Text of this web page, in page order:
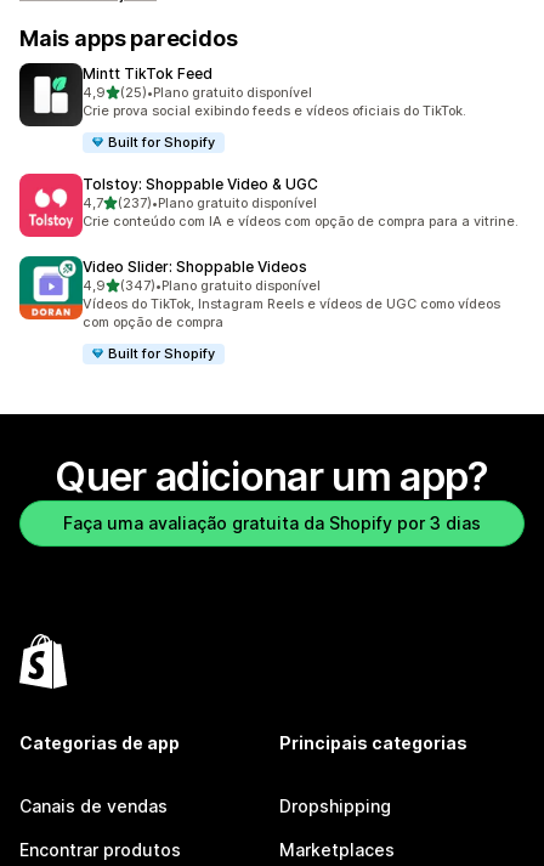
Mais apps parecidos
Mintt TikTok Feed
4,9de 5 estrelas
(25)
25 avaliações ao todo
•Plano gratuito disponível
Crie prova social exibindo feeds e vídeos oficiais do TikTok.
Built for Shopify
Tolstoy: Shoppable Video & UGC
4,7de 5 estrelas
(237)
237 avaliações ao todo
•Plano gratuito disponível
Crie conteúdo com IA e vídeos com opção de compra para a vitrine.
Video Slider: Shoppable Videos
4,9de 5 estrelas
(347)
347 avaliações ao todo
•Plano gratuito disponível
Vídeos do TikTok, Instagram Reels e vídeos de UGC como vídeos
com opção de compra
Built for Shopify
Quer adicionar um app?
Faça uma avaliação gratuita da Shopify por 3 dias
Categorias de app
Canais de vendas
Encontrar produtos
Principais categorias
Dropshipping
Marketplaces